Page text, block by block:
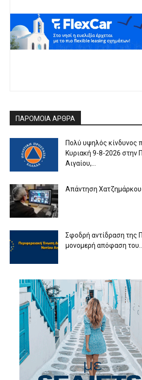
ΠΑΡΟΜΟΙΑ ΑΡΘΡΑ
Πολύ υψηλός κίνδυνος
Κυριακή 9-8-2026 στην
Αιγαίου,...
Απάντηση Χατζημάρκου
Σφοδρή αντίδραση της
μονομερή απόφαση του...